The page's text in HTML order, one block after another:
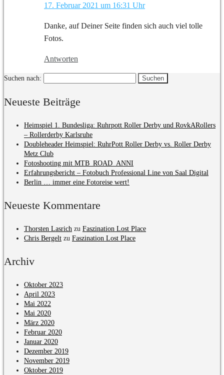
17. Februar 2021 um 16:31 Uhr
Danke, auf Deiner Seite finden sich auch viel tolle
Fotos.
Antworten
Suchen nach:
Neueste Beiträge
Heimspiel 1. Bundesliga: Ruhrpott Roller Derby und RovkARollers
– Rollerderby Karlsruhe
Doubleheader Heimspiel: RuhrPott Roller Derby vs. Roller Derby
Metz Club
Fotoshooting mit MTB_ROAD_ANNI
Erfahrungsbericht – Fotobuch Professional Line von Saal Digital
Berlin … immer eine Fotoreise wert!
Neueste Kommentare
Thorsten Lasrich zu Faszination Lost Place
Chris Bergelt zu Faszination Lost Place
Archiv
Oktober 2023
April 2023
Mai 2022
Mai 2020
März 2020
Februar 2020
Januar 2020
Dezember 2019
November 2019
Oktober 2019